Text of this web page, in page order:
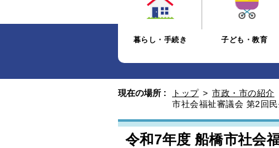
暮らし・手続き 子ども・教育
現在の場所 : トップ > 市政・市の紹介
市社会福祉審議会 第2回
令和7年度 船橋市社会